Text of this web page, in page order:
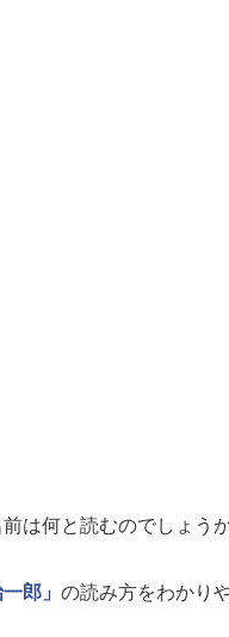
は何と読むのでしょうか
一郎」 の読み方をわかり